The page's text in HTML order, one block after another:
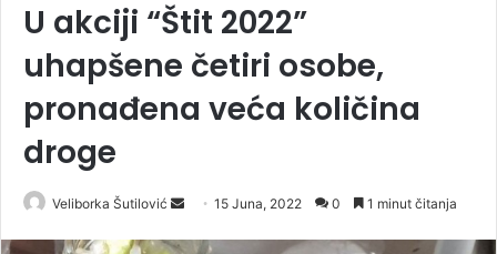
U akciji “Štit 2022”
uhapšene četiri osobe,
pronađena veća količina
droge
Veliborka Šutilović 15 Juna, 2022 0 1 minut čitanja